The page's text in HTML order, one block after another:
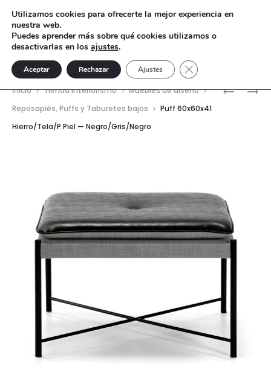
SILLA
SILLÓN
Inicio Tienda interiorismo
Muebles de diseño
Reposapiés, Puffs y Taburetes bajos
Puff 60x60x41
Hierro/Tela/P.Piel — Negro/Gris/Negro
Utilizamos cookies para ofrecerte la mejor experiencia en
nuestra web.
Puedes aprender más sobre qué cookies utilizamos o
desactivarlas en los ajustes.
Aceptar Rechazar Ajustes Cerrar el banner de